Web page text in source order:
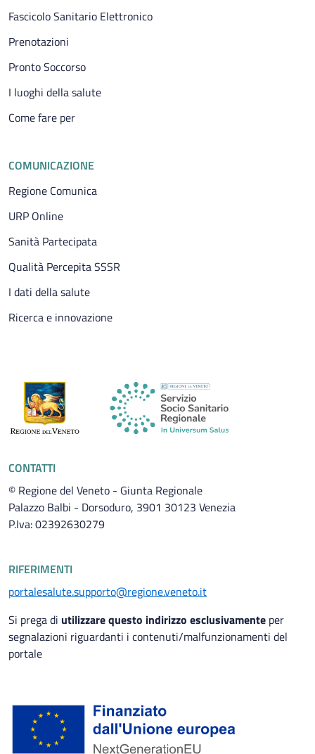
Fascicolo Sanitario Elettronico
Prenotazioni
Pronto Soccorso
I luoghi della salute
Come fare per
COMUNICAZIONE
Regione Comunica
URP Online
Sanità Partecipata
Qualità Percepita SSSR
I dati della salute
Ricerca e innovazione
CONTATTI
© Regione del Veneto - Giunta Regionale
Palazzo Balbi - Dorsoduro, 3901 30123 Venezia
P.Iva: 02392630279
RIFERIMENTI
portalesalute.supporto@regione.veneto.it
Si prega di utilizzare questo indirizzo esclusivamente per
segnalazioni riguardanti i contenuti/malfunzionamenti del
portale